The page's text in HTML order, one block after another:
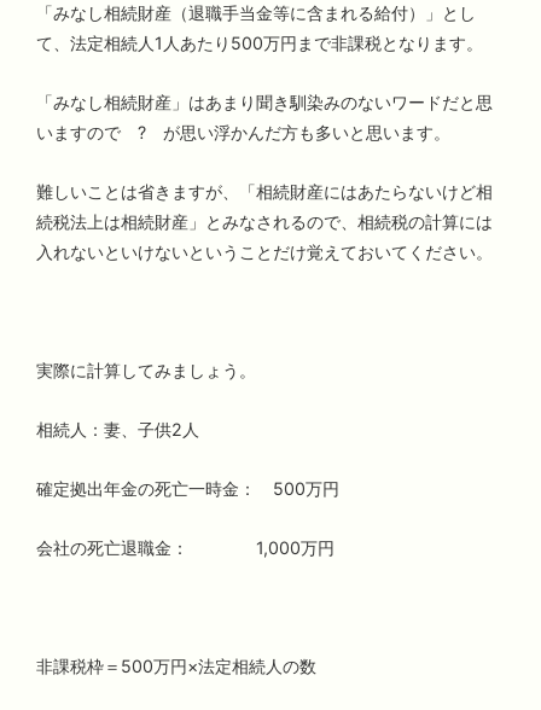
「みなし相続財産（退職手当金等に含まれる給付）」とし
て、法定相続人1人あたり500万円まで非課税となります。
「みなし相続財産」はあまり聞き馴染みのないワードだと思
いますので ? が思い浮かんだ方も多いと思います。
難しいことは省きますが、「相続財産にはあたらないけど相
続税法上は相続財産」とみなされるので、相続税の計算には
入れないといけないということだけ覚えておいてください。
実際に計算してみましょう。
相続人：妻、子供2人
確定拠出年金の死亡一時金： 500万円
会社の死亡退職金： 1,000万円
非課税枠＝500万円×法定相続人の数